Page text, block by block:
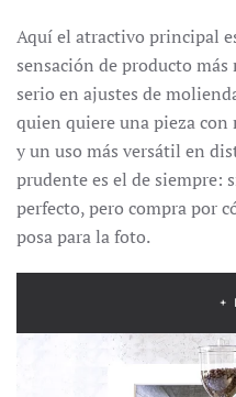
Aquí el atractivo principal
sensación de producto
serio en ajustes de
quien quiere una pieza con
y un uso más versátil en
prudente es el de siempre:
perfecto, pero compra por
posa para la foto.
+